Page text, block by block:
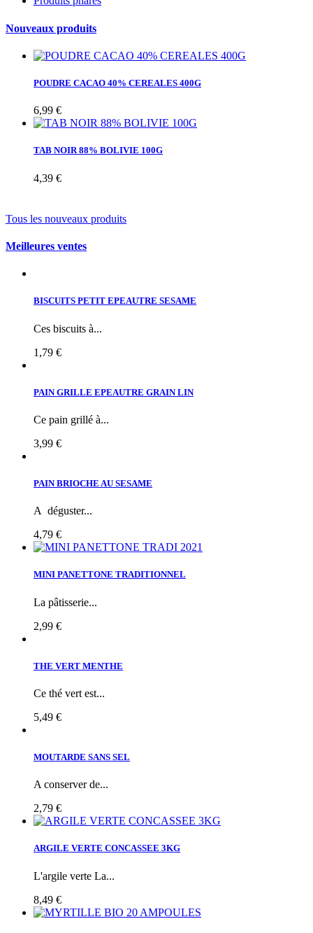
Nouveaux produits
POUDRE CACAO 40% CEREALES 400G
6,99 €
TAB NOIR 88% BOLIVIE 100G
4,39 €
Tous les nouveaux produits
Meilleures ventes
BISCUITS PETIT EPEAUTRE SESAME
Ces biscuits à...
1,79 €
PAIN GRILLE EPEAUTRE GRAIN LIN
Ce pain grillé à...
3,99 €
PAIN BRIOCHE AU SESAME
A déguster...
4,79 €
MINI PANETTONE TRADITIONNEL
La pâtisserie...
2,99 €
THE VERT MENTHE
Ce thé vert est...
5,49 €
MOUTARDE SANS SEL
A conserver de...
2,79 €
ARGILE VERTE CONCASSEE 3KG
L'argile verte La...
8,49 €